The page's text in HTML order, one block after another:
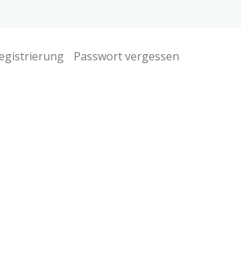
Passwort vergessen